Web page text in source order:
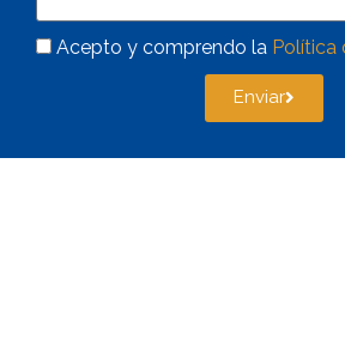
Acepto y comprendo la Política
Enviar